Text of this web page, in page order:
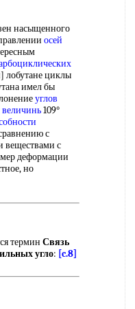
насыщенного
осей
лобутане циклы
имел бы
углов
величинь109°
с
веществами с
деформации
но
термин Связь
угло: [c.8]